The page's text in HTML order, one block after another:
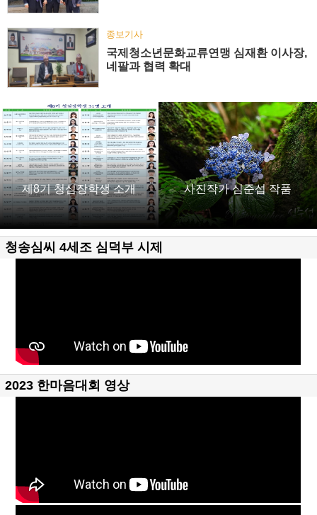
종보기사
국제청소년문화교류연맹 심재환 이사장,
네팔과 협력 확대
제8기 청심장학생 소개 사진작가 심준섭 작품
청송심씨 4세조 심덕부 시제
2023 한마음대회 영상